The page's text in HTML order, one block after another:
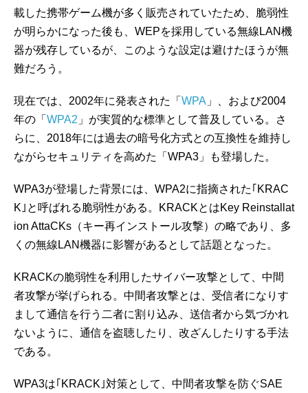
載した携帯ゲーム機が多く販売されていたため、脆弱性
が明らかになった後も、WEPを採用している無線LAN機
器が残存しているが、このような設定は避けたほうが無
難だろう。
現在では、2002年に発表された「 WPA 」、および2004
年の「 WPA2 」が実質的な標準として普及している。さ
らに、2018年には過去の暗号化方式との互換性を維持し
ながらセキュリティを高めた「WPA3」も登場した。
WPA3が登場した背景には、WPA2に指摘された｢KRAC
K｣と呼ばれる脆弱性がある。KRACKとはKey Reinstallat
ion AttaCKs（キー再インストール攻撃）の略であり、多
くの無線LAN機器に影響があるとして話題となった。
KRACKの脆弱性を利用したサイバー攻撃として、中間
者攻撃が挙げられる。中間者攻撃とは、受信者になりす
まして通信を行う二者に割り込み、送信者から気づかれ
ないように、通信を盗聴したり、改ざんしたりする手法
である。
WPA3は｢KRACK｣対策として、中間者攻撃を防ぐSAE